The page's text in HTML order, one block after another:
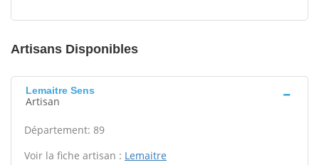
Artisans Disponibles
Lemaitre Sens
Artisan
Département: 89
Voir la fiche artisan : Lemaitre